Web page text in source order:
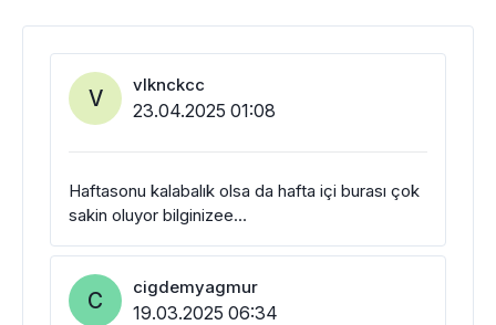
V vlknckcc
23.04.2025 01:08
Haftasonu kalabalık olsa da hafta içi burası çok
sakin oluyor bilginizee…
C cigdemyagmur
19.03.2025 06:34